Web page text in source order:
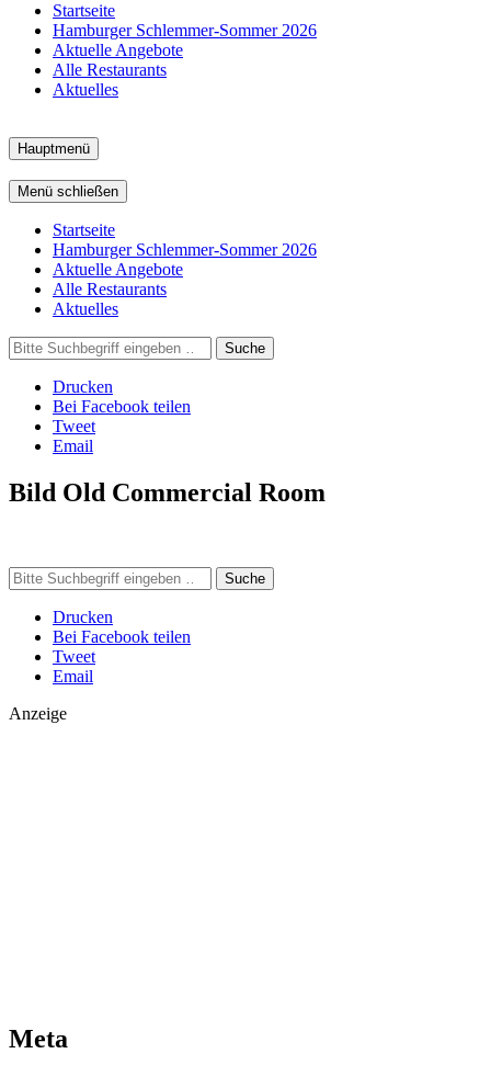
Startseite
Hamburger Schlemmer-Sommer 2026
Aktuelle Angebote
Alle Restaurants
Aktuelles
Hauptmenü
Menü schließen
Startseite
Hamburger Schlemmer-Sommer 2026
Aktuelle Angebote
Alle Restaurants
Aktuelles
Suche
Drucken
Bei Facebook teilen
Tweet
Email
Bild Old Commercial Room
Suche
Drucken
Bei Facebook teilen
Tweet
Email
Anzeige
Meta